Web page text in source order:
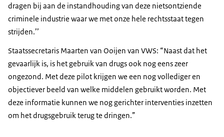
dragen bij aan de instandhouding van deze nietsontziende
criminele industrie waar we met onze hele rechtsstaat tegen
strijden.’’
Staatssecretaris Maarten van Ooijen van VWS: “Naast dat het
gevaarlijk is, is het gebruik van drugs ook nog eens zeer
ongezond. Met deze pilot krijgen we een nog vollediger en
objectiever beeld van welke middelen gebruikt worden. Met
deze informatie kunnen we nog gerichter interventies inzetten
om het drugsgebruik terug te dringen.”